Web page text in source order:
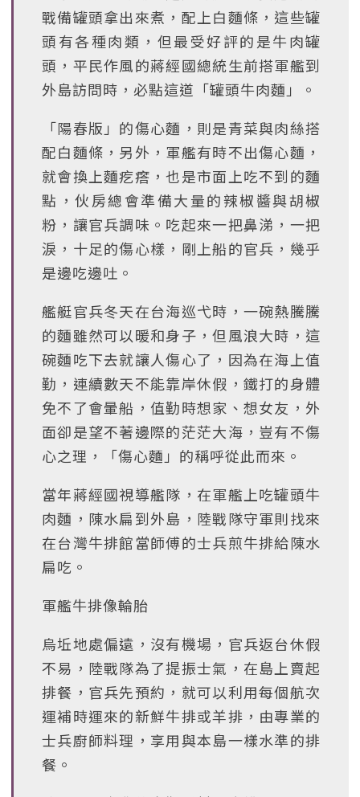
戰備罐頭拿出來煮，配上白麵條，這些罐
頭有各種肉類，但最受好評的是牛肉罐
頭，平民作風的蔣經國總統生前搭軍艦到
外島訪問時，必點這道「罐頭牛肉麵」。
「陽春版」的傷心麵，則是青菜與肉絲搭
配白麵條，另外，軍艦有時不出傷心麵，
就會換上麵疙瘩，也是市面上吃不到的麵
點，伙房總會準備大量的辣椒醬與胡椒
粉，讓官兵調味。吃起來一把鼻涕，一把
淚，十足的傷心樣，剛上船的官兵，幾乎
是邊吃邊吐。
艦艇官兵冬天在台海巡弋時，一碗熱騰騰
的麵雖然可以暖和身子，但風浪大時，這
碗麵吃下去就讓人傷心了，因為在海上值
勤，連續數天不能靠岸休假，鐵打的身體
免不了會暈船，值勤時想家、想女友，外
面卻是望不著邊際的茫茫大海，豈有不傷
心之理，「傷心麵」的稱呼從此而來。
當年蔣經國視導艦隊，在軍艦上吃罐頭牛
肉麵，陳水扁到外島，陸戰隊守軍則找來
在台灣牛排館當師傅的士兵煎牛排給陳水
扁吃。
軍艦牛排像輪胎
烏坵地處偏遠，沒有機場，官兵返台休假
不易，陸戰隊為了提振士氣，在島上賣起
排餐，官兵先預約，就可以利用每個航次
運補時運來的新鮮牛排或羊排，由專業的
士兵廚師料理，享用與本島一樣水準的排
餐。